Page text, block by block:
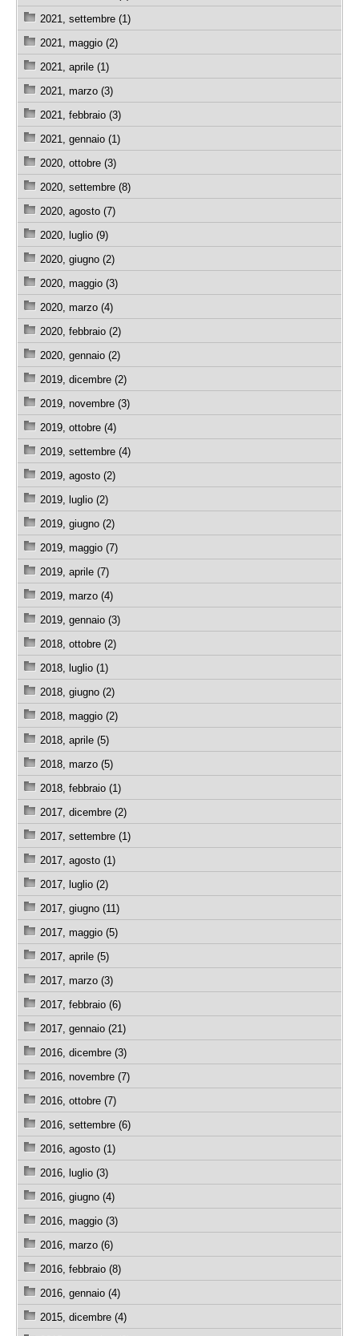
2021, settembre (1)
2021, maggio (2)
2021, aprile (1)
2021, marzo (3)
2021, febbraio (3)
2021, gennaio (1)
2020, ottobre (3)
2020, settembre (8)
2020, agosto (7)
2020, luglio (9)
2020, giugno (2)
2020, maggio (3)
2020, marzo (4)
2020, febbraio (2)
2020, gennaio (2)
2019, dicembre (2)
2019, novembre (3)
2019, ottobre (4)
2019, settembre (4)
2019, agosto (2)
2019, luglio (2)
2019, giugno (2)
2019, maggio (7)
2019, aprile (7)
2019, marzo (4)
2019, gennaio (3)
2018, ottobre (2)
2018, luglio (1)
2018, giugno (2)
2018, maggio (2)
2018, aprile (5)
2018, marzo (5)
2018, febbraio (1)
2017, dicembre (2)
2017, settembre (1)
2017, agosto (1)
2017, luglio (2)
2017, giugno (11)
2017, maggio (5)
2017, aprile (5)
2017, marzo (3)
2017, febbraio (6)
2017, gennaio (21)
2016, dicembre (3)
2016, novembre (7)
2016, ottobre (7)
2016, settembre (6)
2016, agosto (1)
2016, luglio (3)
2016, giugno (4)
2016, maggio (3)
2016, marzo (6)
2016, febbraio (8)
2016, gennaio (4)
2015, dicembre (4)